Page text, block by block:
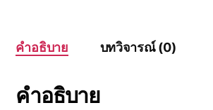
คำอธิบาย บทวิจารณ์ (0)
คำอธิบาย